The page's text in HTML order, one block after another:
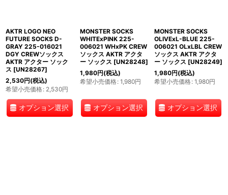
AKTR LOGO NEO
FUTURE SOCKS D-
GRAY 225-016021
DGY CREWソックス
AKTR アクター ソック
ス [UN28267]
2,530円(税込)
希望小売価格: 2,530円
オプション選択
MONSTER SOCKS
WHITExPINK 225-
006021 WHxPK CREW
ソックス AKTR アクタ
ー ソックス [UN28248]
1,980円(税込)
希望小売価格: 1,980円
オプション選択
MONSTER SOCKS
OLIVExL-BLUE 225-
006021 OLxLBL CREW
ソックス AKTR アクタ
ー ソックス [UN28249]
1,980円(税込)
希望小売価格: 1,980円
オプション選択